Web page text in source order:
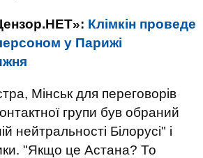
Клімкін проведе
у Парижі
Мінськ для переговорів
групи був обраний
нейтральності Білорусі" і
"Якщо це Астана? То